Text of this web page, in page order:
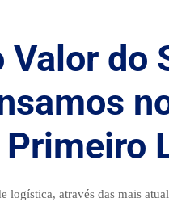
Valor do
logística, através das mais